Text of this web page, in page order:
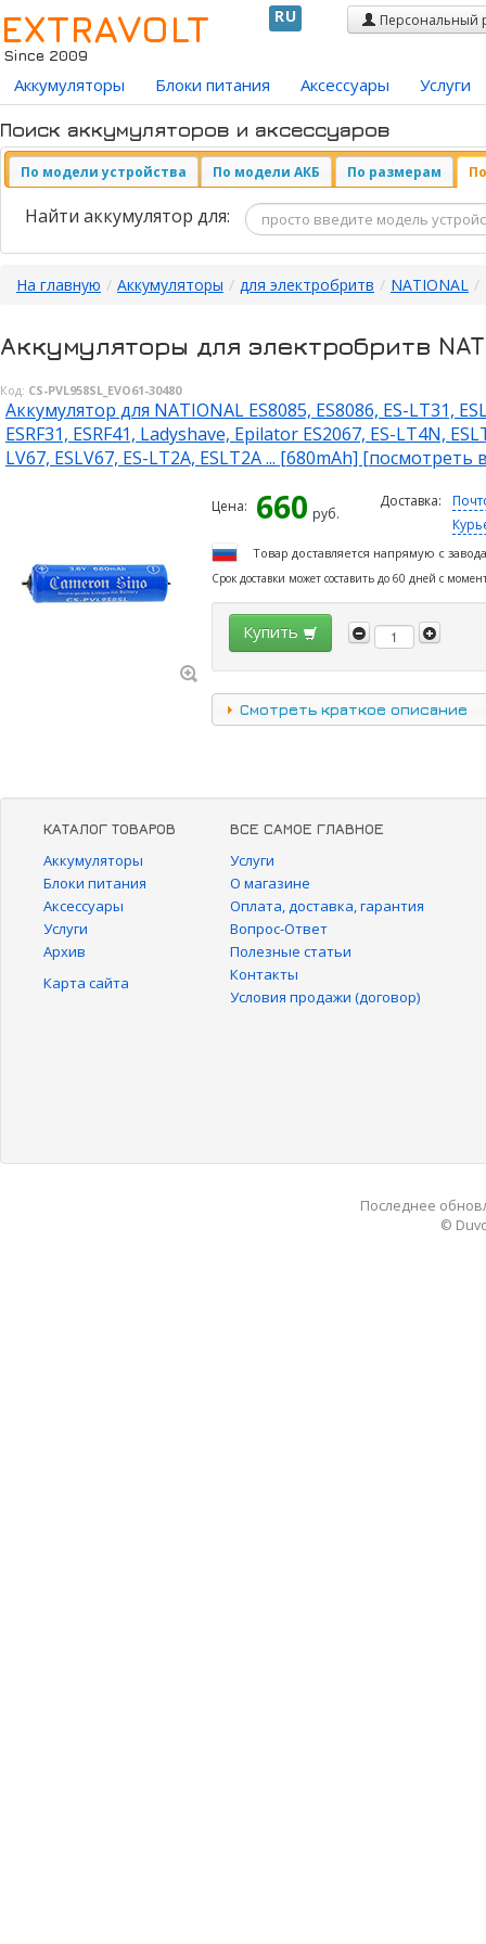
EXTRAVOLT
Since 2009
RU Персональный
Аккумуляторы Блоки питания Аксессуары Услуги
Поиск аккумуляторов и аксессуаров
По модели устройства По модели АКБ По размерам
Найти аккумулятор для:
На главную / Аккумуляторы / для электробритв / NATIONAL /
Аккумуляторы для электробритв
Код: CS-PVL958SL_EVO61-30480
Аккумулятор для NATIONAL ES8085, ES8086, ES-LT31,
ESRF31, ESRF41, Ladyshave, Epilator ES2067, ES-LT4N,
LV67, ESLV67, ES-LT2A, ESLT2A ... [680mAh] [посмотреть
Цена: 660 руб.
Доставка:
Товар доставляется напрямую с
Срок доставки может составить до 60 дней с
Купить
Смотреть краткое описание
КАТАЛОГ ТОВАРОВ
Аккумуляторы
Блоки питания
Аксессуары
Услуги
Архив
Карта сайта
ВСЕ САМОЕ ГЛАВНОЕ
Услуги
О магазине
Оплата, доставка, гарантия
Вопрос-Ответ
Полезные статьи
Контакты
Условия продажи (договор)
Последнее
©